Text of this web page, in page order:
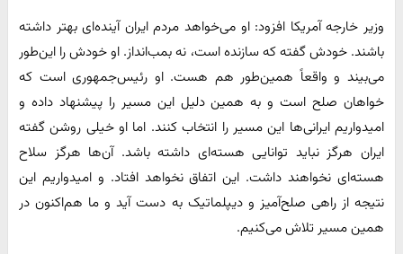
وزیر خارجه آمریکا افزود: او می‌خواهد مردم ایران آینده‌ای بهتر داشته
باشند. خودش گفته که سازنده است، نه بمب‌انداز. او خودش را این‌طور
می‌بیند و واقعاً همین‌طور هم هست. او رئیس‌جمهوری است که
خواهان صلح است و به همین دلیل این مسیر را پیشنهاد داده و
امیدواریم ایرانی‌ها این مسیر را انتخاب کنند. اما او خیلی روشن گفته
ایران هرگز نباید توانایی هسته‌ای داشته باشد. آن‌ها هرگز سلاح
هسته‌ای نخواهند داشت. این اتفاق نخواهد افتاد. و امیدواریم این
نتیجه از راهی صلح‌آمیز و دیپلماتیک به دست آید و ما هم‌اکنون در
همین مسیر تلاش می‌کنیم.